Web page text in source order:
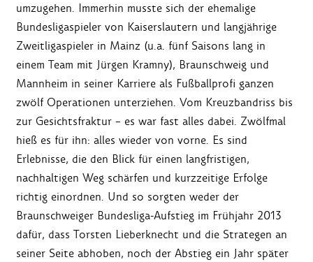
umzugehen. Immerhin musste sich der ehemalige
Bundesligaspieler von Kaiserslautern und langjährige
Zweitligaspieler in Mainz (u.a. fünf Saisons lang in
einem Team mit Jürgen Kramny), Braunschweig und
Mannheim in seiner Karriere als Fußballprofi ganzen
zwölf Operationen unterziehen. Vom Kreuzbandriss bis
zur Gesichtsfraktur – es war fast alles dabei. Zwölfmal
hieß es für ihn: alles wieder von vorne. Es sind
Erlebnisse, die den Blick für einen langfristigen,
nachhaltigen Weg schärfen und kurzzeitige Erfolge
richtig einordnen. Und so sorgten weder der
Braunschweiger Bundesliga-Aufstieg im Frühjahr 2013
dafür, dass Torsten Lieberknecht und die Strategen an
seiner Seite abhoben, noch der Abstieg ein Jahr später